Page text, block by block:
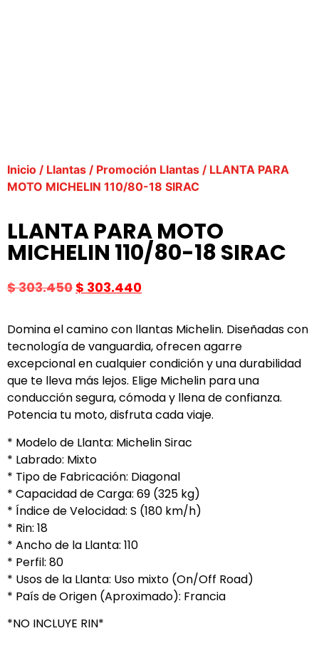
Inicio / Llantas / Promoción Llantas / LLANTA PARA
MOTO MICHELIN 110/80-18 SIRAC
LLANTA PARA MOTO
MICHELIN 110/80-18 SIRAC
$303.450 $ 303.440
Domina el camino con llantas Michelin. Diseñadas con
tecnología de vanguardia, ofrecen agarre
excepcional en cualquier condición y una durabilidad
que te lleva más lejos. Elige Michelin para una
conducción segura, cómoda y llena de confianza.
Potencia tu moto, disfruta cada viaje.
* Modelo de Llanta: Michelin Sirac
* Labrado: Mixto
* Tipo de Fabricación: Diagonal
* Capacidad de Carga: 69 (325 kg)
* Índice de Velocidad: S (180 km/h)
* Rin: 18
* Ancho de la Llanta: 110
* Perfil: 80
* Usos de la Llanta: Uso mixto (On/Off Road)
* País de Origen (Aproximado): Francia
*NO INCLUYE RIN*